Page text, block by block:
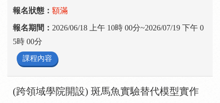
額滿
2026/06/18 上午 10時 00分~2026/07/19 下午 0
5時 00分
課程內容
(跨領域學院開設) 斑馬魚實驗替代模型實作